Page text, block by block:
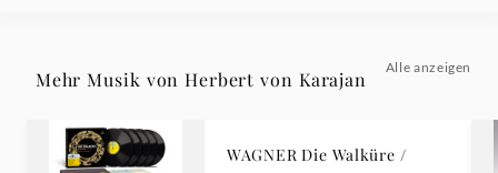
Mehr Musik von Herbert von Karajan
Alle anzeigen
WAGNER Die Walküre /